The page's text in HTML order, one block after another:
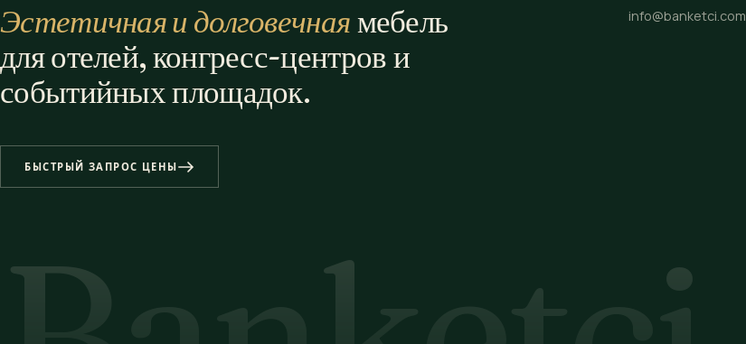
Эстетичная и долговечнаямебель
для отелей, конгресс-центров и
событийных площадок.
БЫСТРЫЙ ЗАПРОС ЦЕНЫ
info@banketci.com